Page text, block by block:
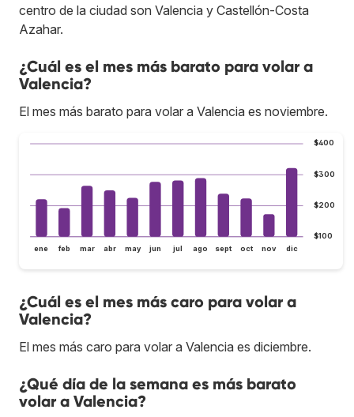
centro de la ciudad son Valencia y Castellón-Costa
Azahar.
¿Cuál es el mes más barato para volar a
Valencia?
El mes más barato para volar a Valencia es noviembre.
$100
$200
$300
$400
ene feb mar abr may jun jul ago sept oct nov dic
¿Cuál es el mes más caro para volar a
Valencia?
El mes más caro para volar a Valencia es diciembre.
¿Qué día de la semana es más barato
volar a Valencia?